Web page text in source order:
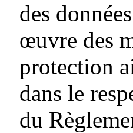
des
œuvre des
protection
dans le
du